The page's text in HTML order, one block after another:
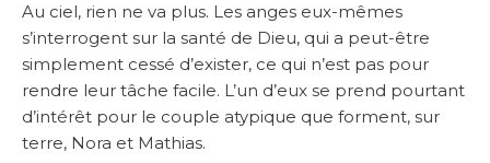
Au ciel, rien ne va plus. Les anges eux-mêmes
s’interrogent sur la santé de Dieu, qui a peut-être
simplement cessé d’exister, ce qui n’est pas pour
rendre leur tâche facile. L’un d’eux se prend pourtant
d’intérêt pour le couple atypique que forment, sur
terre, Nora et Mathias.